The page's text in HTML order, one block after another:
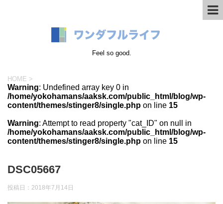
Feel so good.
HOME >
Warning: Undefined array key 0 in
/home/yokohamans/aaksk.com/public_html/blog/wp-
content/themes/stinger8/single.php on line 15
Warning: Attempt to read property "cat_ID" on null in
/home/yokohamans/aaksk.com/public_html/blog/wp-
content/themes/stinger8/single.php on line 15
DSC05667
投稿日： 2018年7月14日